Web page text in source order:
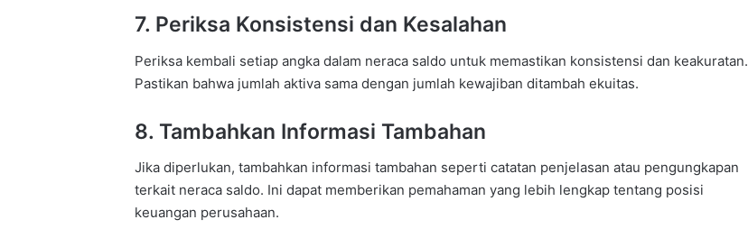
7. Periksa Konsistensi dan Kesalahan
Periksa kembali setiap angka dalam neraca saldo untuk memastikan konsistensi dan keakuratan.
Pastikan bahwa jumlah aktiva sama dengan jumlah kewajiban ditambah ekuitas.
8. Tambahkan Informasi Tambahan
Jika diperlukan, tambahkan informasi tambahan seperti catatan penjelasan atau pengungkapan
terkait neraca saldo. Ini dapat memberikan pemahaman yang lebih lengkap tentang posisi
keuangan perusahaan.